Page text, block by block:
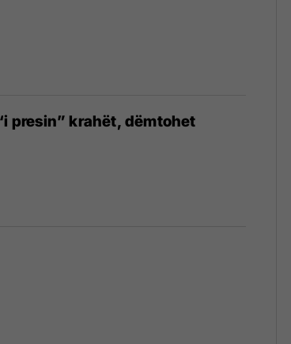
presin” krahët, dëmtohet